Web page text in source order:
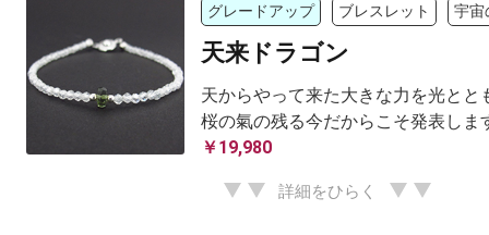
グレードアップ ブレスレット 宇宙
天来ドラゴン
天からやって来た大きな力を光とと
桜の氣の残る今だからこそ発表し
￥19,980
詳細をひらく